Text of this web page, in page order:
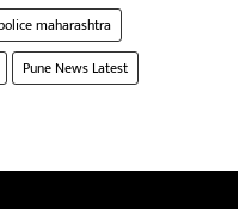
maharashtra
Pune News Latest